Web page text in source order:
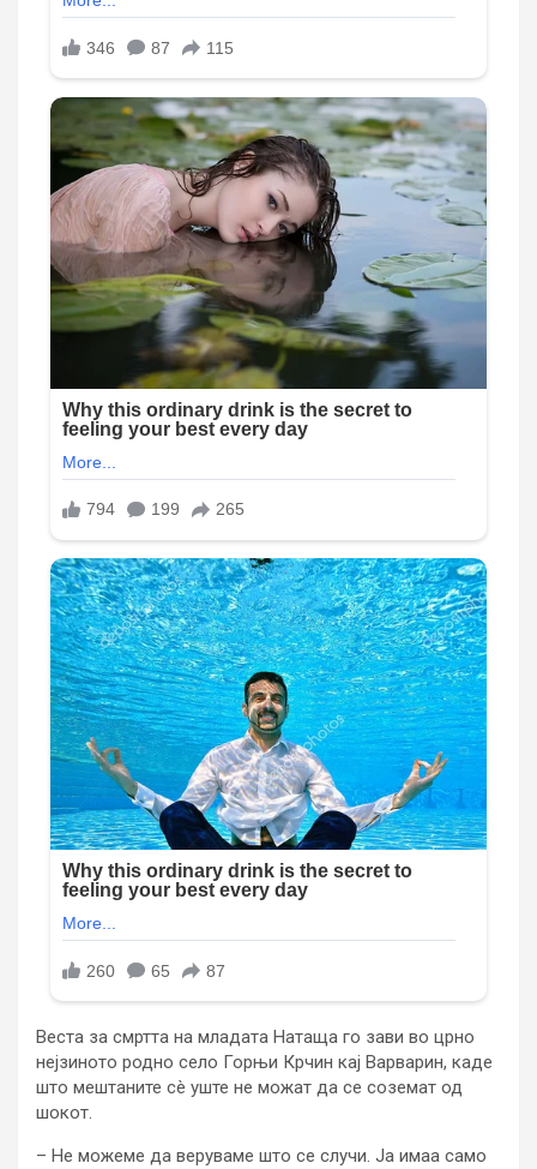
Веста за смртта на младата Натаща го зави во црно
нејзиното родно село Горњи Крчин кај Варварин, каде
што мештаните сè уште не можат да се соземат од
шокот.
– Не можеме да веруваме што се случи. Ја имаа само